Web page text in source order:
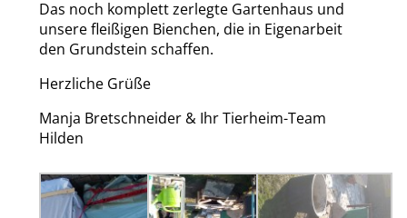
Das noch komplett zerlegte Gartenhaus und
unsere fleißigen Bienchen, die in Eigenarbeit
den Grundstein schaffen.
Herzliche Grüße
Manja Bretschneider & Ihr Tierheim-Team
Hilden